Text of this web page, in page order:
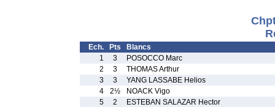
Ech. Pts
Blancs
1
3
POSOCCO Marc
2
3
THOMAS Arthur
3
3
YANG LASSABE Helios
4
2½
NOACK Vigo
5
2
ESTEBAN SALAZAR Hector